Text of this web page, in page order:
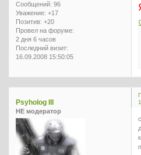
Сообщений: 96
Уважение: +17
Позитив: +20
Провел на форуме:
2 дня 6 часов
Последний визит:
16.09.2008 15:50:05
Psyholog III
НЕ модератор